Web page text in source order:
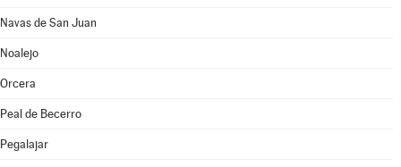
Navas de San Juan
Noalejo
Orcera
Peal de Becerro
Pegalajar